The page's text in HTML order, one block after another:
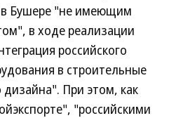
Бушере "не имеющим
в ходе реализации
российского
в строительные
дизайна". При этом, как
"российскими